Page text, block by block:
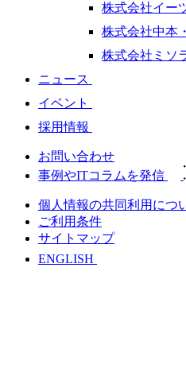
株式会社イー
株式会社中本
株式会社ミソ
ニュース
イベント
採用情報
お問い合わせ
事例やITコラムを発信
個人情報の共同利用につ
ご利用条件
サイトマップ
ENGLISH